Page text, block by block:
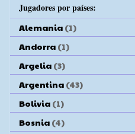
Jugadores por países:
Alemania (1)
Andorra (1)
Argelia (3)
Argentina (43)
Bolivia (1)
Bosnia (4)